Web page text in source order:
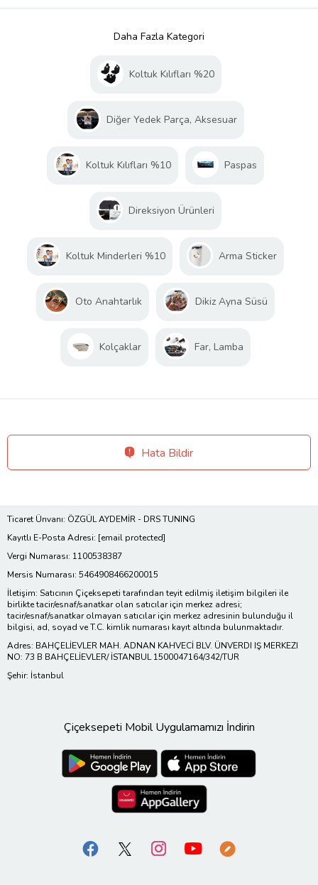
Daha Fazla Kategori
Koltuk Kılıfları %20
Diğer Yedek Parça, Aksesuar
Koltuk Kılıfları %10 Paspas
Direksiyon Ürünleri
Koltuk Minderleri %10 Arma Sticker
Oto Anahtarlık Dikiz Ayna Süsü
Kolçaklar Far, Lamba
Hata Bildir
Ticaret Ünvanı: ÖZGÜL AYDEMİR - DRS TUNING
Kayıtlı E-Posta Adresi: [email protected]
Vergi Numarası: 1100538387
Mersis Numarası: 5464908466200015
İletişim: Satıcının Çiçeksepeti tarafından teyit edilmiş iletişim bilgileri ile
birlikte tacir/esnaf/sanatkar olan satıcılar için merkez adresi;
tacir/esnaf/sanatkar olmayan satıcılar için merkez adresinin bulunduğu il
bilgisi, ad, soyad ve T.C. kimlik numarası kayıt altında bulunmaktadır.
Adres: BAHÇELİEVLER MAH. ADNAN KAHVECİ BLV. ÜNVERDI IŞ MERKEZI
NO: 73 B BAHÇELİEVLER/ İSTANBUL 1500047164/342/TUR
Şehir: İstanbul
Çiçeksepeti Mobil Uygulamamızı İndirin